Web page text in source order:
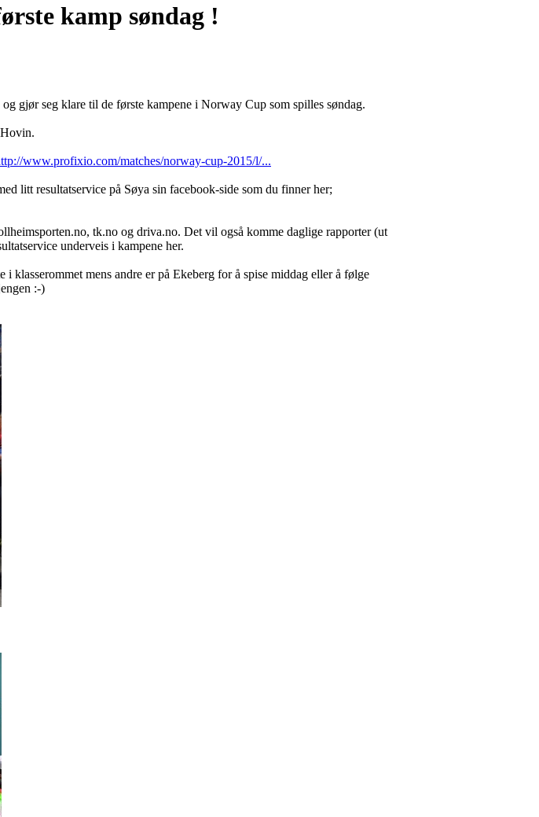
kamp søndag !
gjør seg klare til de første kampene i Norway Cup som spilles søndag.
www.profixio.com/matches/norway-cup-2015/l/...
litt resultatservice på Søya sin facebook-side som du finner her;
tk.no og driva.no. Det vil også komme daglige rapporter (ut
underveis i kampene her.
klasserommet mens andre er på Ekeberg for å spise middag eller å følge
:-)